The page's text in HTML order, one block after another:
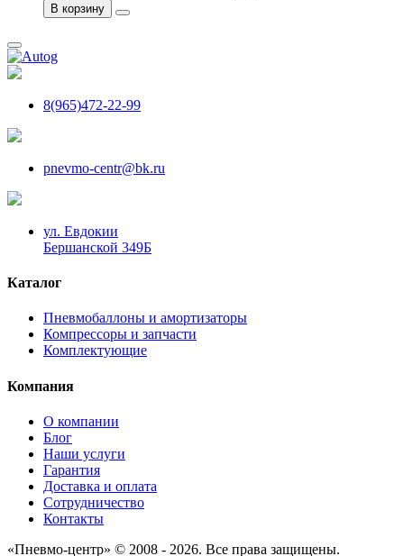
В корзину
8(965)472-22-99
pnevmo-centr@bk.ru
ул. Евдокии
Бершанской 349Б
Каталог
Пневмобаллоны и амортизаторы
Компрессоры и запчасти
Комплектующие
Компания
О компании
Блог
Наши услуги
Гарантия
Доставка и оплата
Сотрудничество
Контакты
«Пневмо-центр» © 2008 - 2026. Все права защищены.